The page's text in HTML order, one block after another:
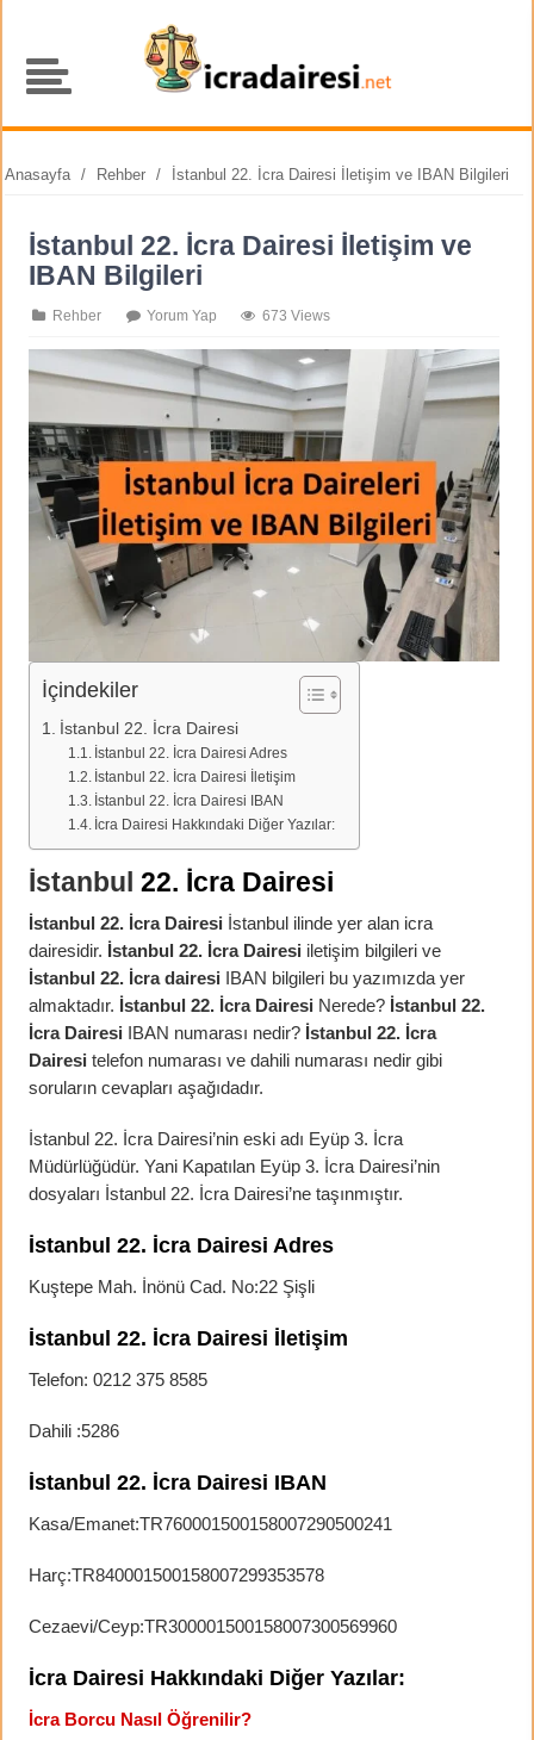
Anasayfa / Rehber / İstanbul 22. İcra Dairesi İletişim ve IBAN Bilgileri
İstanbul 22. İcra Dairesi İletişim ve
IBAN Bilgileri
Rehber Yorum Yap 673 Views
İçindekiler
İstanbul 22. İcra Dairesi
İstanbul 22. İcra Dairesi Adres
İstanbul 22. İcra Dairesi İletişim
İstanbul 22. İcra Dairesi IBAN
İcra Dairesi Hakkındaki Diğer Yazılar:
İstanbul 22. İcra Dairesi
İstanbul 22. İcra Dairesi İstanbul ilinde yer alan icra
dairesidir. İstanbul 22. İcra Dairesi iletişim bilgileri ve
İstanbul 22. İcra dairesi IBAN bilgileri bu yazımızda yer
almaktadır. İstanbul 22. İcra Dairesi Nerede? İstanbul 22.
İcra Dairesi IBAN numarası nedir? İstanbul 22. İcra
Dairesi telefon numarası ve dahili numarası nedir gibi
soruların cevapları aşağıdadır.
İstanbul 22. İcra Dairesi’nin eski adı Eyüp 3. İcra
Müdürlüğüdür. Yani Kapatılan Eyüp 3. İcra Dairesi’nin
dosyaları İstanbul 22. İcra Dairesi’ne taşınmıştır.
İstanbul 22. İcra Dairesi Adres
Kuştepe Mah. İnönü Cad. No:22 Şişli
İstanbul 22. İcra Dairesi İletişim
Telefon: 0212 375 8585
Dahili :5286
İstanbul 22. İcra Dairesi IBAN
Kasa/Emanet:TR760001500158007290500241
Harç:TR840001500158007299353578
Cezaevi/Ceyp:TR300001500158007300569960
İcra Dairesi Hakkındaki Diğer Yazılar:
İcra Borcu Nasıl Öğrenilir?